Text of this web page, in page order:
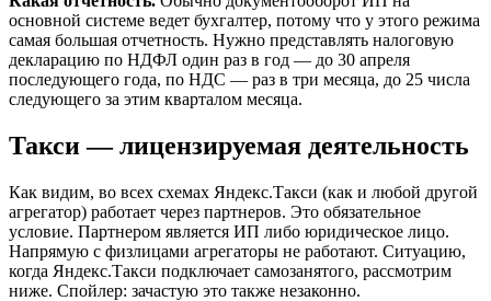
основной системе ведет бухгалтер, потому что у этого режима
самая большая отчетность. Нужно представлять налоговую
декларацию по НДФЛ один раз в год — до 30 апреля
последующего года, по НДС — раз в три месяца, до 25 числа
следующего за этим кварталом месяца.
Такси — лицензируемая деятельность
Как видим, во всех схемах Яндекс.Такси (как и любой другой
агрегатор) работает через партнеров. Это обязательное
условие. Партнером является ИП либо юридическое лицо.
Напрямую с физлицами агрегаторы не работают. Ситуацию,
когда Яндекс.Такси подключает самозанятого, рассмотрим
ниже. Спойлер: зачастую это также незаконно.